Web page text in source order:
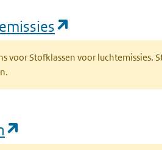
voor Stofklassen voor